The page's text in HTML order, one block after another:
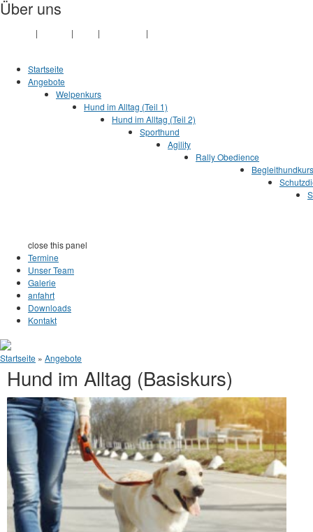
Jump to Content
Über uns
| | | |
Startseite
Angebote
Welpenkurs
Hund im Alltag (Teil 1)
Hund im Alltag (Teil 2)
Sporthund
Agility
Rally Obedience
Begleithundkurs
close this panel
Termine
Unser Team
Galerie
anfahrt
Downloads
Kontakt
Sie sind hier
Startseite » Angebote
Hund im Alltag (Basiskurs)